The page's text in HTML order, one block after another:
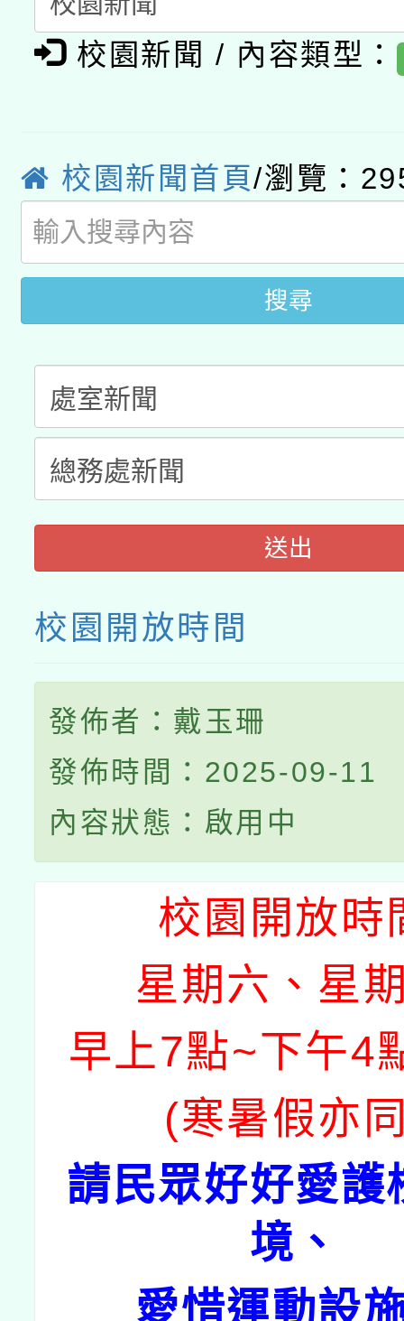
礎課程
A3數位素養講師名單
「數位內容與教學軟
薪期間赴陸應申請許可
轉知經濟部水利署委託
業技術研究院辦理「
用水績優單位及節水達
115年8月22日(星期六
桃園市孔廟祈福系列
開 智慧啟航」
2026年桃園地景藝術
校園新聞 / 內容類型：
校園新聞首頁/瀏覽：
搜尋
送出
校園開放時間
發佈者：戴玉珊
發佈時間：2025-09-11
內容狀態：啟用中
校園開放時
星期六、星
早上7點~下午4
(寒暑假亦
請民眾好好愛護
境、
愛惜運動設